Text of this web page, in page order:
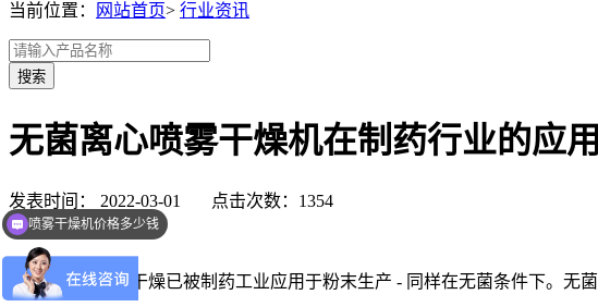
当前位置： 网站首页> 行业资讯
无菌离心喷雾干燥机在制药行业的应用
发表时间： 2022-03-01 点击次数：1354
数十年来，喷雾干燥已被制药工业应用于粉末生产 - 同样在无菌条件下。无菌
喷雾干燥机价格多少钱
可以介绍下产品么？